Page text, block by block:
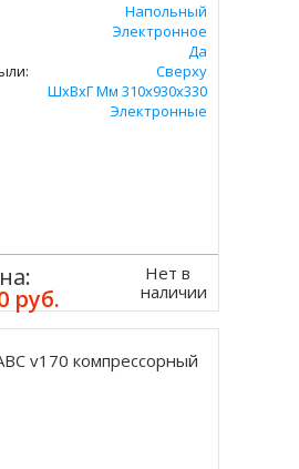
Напольный
Электронное
Да
Сверху
ШхВхГ Мм 310х930х330
Электронные
руб.
Нет в
наличии